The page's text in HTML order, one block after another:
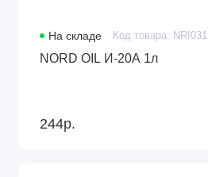
На складе Код товара: NRI031
NORD OIL И-20А 1л
244р.